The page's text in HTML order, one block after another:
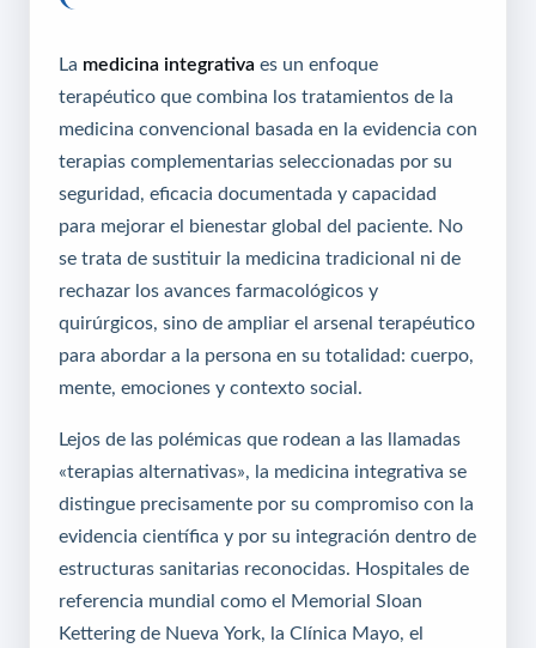
La medicina integrativa es un enfoque
terapéutico que combina los tratamientos de la
medicina convencional basada en la evidencia con
terapias complementarias seleccionadas por su
seguridad, eficacia documentada y capacidad
para mejorar el bienestar global del paciente. No
se trata de sustituir la medicina tradicional ni de
rechazar los avances farmacológicos y
quirúrgicos, sino de ampliar el arsenal terapéutico
para abordar a la persona en su totalidad: cuerpo,
mente, emociones y contexto social.
Lejos de las polémicas que rodean a las llamadas
«terapias alternativas», la medicina integrativa se
distingue precisamente por su compromiso con la
evidencia científica y por su integración dentro de
estructuras sanitarias reconocidas. Hospitales de
referencia mundial como el Memorial Sloan
Kettering de Nueva York, la Clínica Mayo, el